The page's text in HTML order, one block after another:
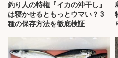
釣り人の特権『イカの沖干し』
は寝かせるともっとウマい？ 3
種の保存方法を徹底検証